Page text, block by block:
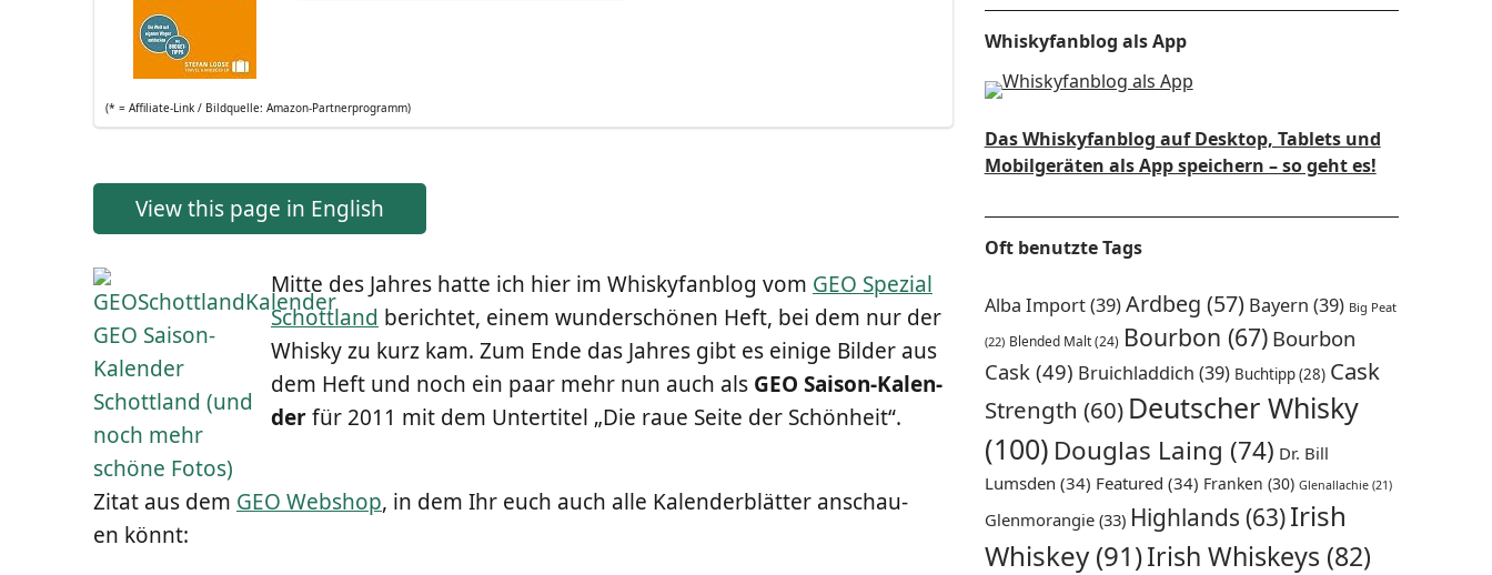
(* = Affi­lia­te-Link / Bild­quel­le: Amazon-Partnerprogramm)
View this page in English
Mit­te des Jah­res hat­te ich hier im Whis­ky­fan­blog vom GEO Spe­zi­al
Schott­land berich­tet, einem wun­der­schö­nen Heft, bei dem nur der
Whis­ky zu kurz kam. Zum Ende das Jah­res gibt es eini­ge Bil­der aus
dem Heft und noch ein paar mehr nun auch als GEO Sai­son-Kalen­
derfür 2011 mit dem Unter­ti­tel „Die raue Sei­te der Schönheit“.
Zitat aus dem GEO Web­shop, in dem Ihr euch auch alle Kalen­der­blät­ter anschau­
en könnt:
Whiskyfanblog als App
Das Whiskyfanblog auf Desktop, Tablets und
Mobilgeräten als App speichern – so geht es!
Oft benutzte Tags
Alba Import(39)Ardbeg (57) Bayern (39) Big Peat
(22) Blended Malt(24) Bourbon (67) Bourbon
Cask(49) Bruichladdich (39) Buchtipp(28) Cask
Strength (60) Deutscher Whisky
(100) Douglas Laing (74) Dr. Bill
Lumsden (34) Featured (34) Franken (30) Glenallachie(21)
Glenmorangie(33) Highlands (63)Irish
Whiskey(91)Irish Whiskeys (82)